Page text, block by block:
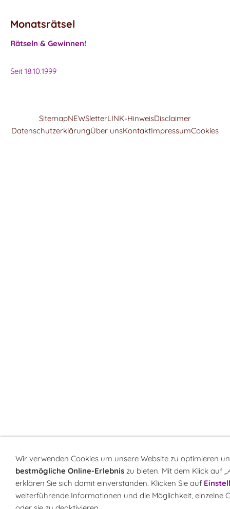
Monatsrätsel
Rätseln & Gewinnen!
Seit 18.10.1999
SitemapNEWSletterLINK-HinweisDisclaimer
DatenschutzerklärungÜber unsKontaktImpressumCookies
Wir verwenden Cookies um unsere Website zu optimieren
bestmögliche Online-Erlebnis zu bieten. Mit dem Klick auf
erklären Sie sich damit einverstanden. Klicken Sie auf
weiterführende Informationen und die Möglichkeit, einzelne